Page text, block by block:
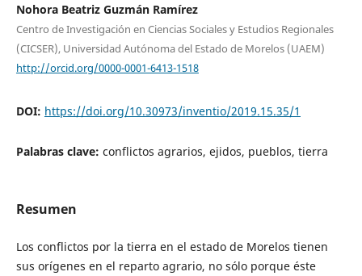
Nohora Beatriz Guzmán Ramírez
Centro de Investigación en Ciencias Sociales y Estudios Regionales
(CICSER), Universidad Autónoma del Estado de Morelos (UAEM)
http://orcid.org/0000-0001-6413-1518
DOI: https://doi.org/10.30973/inventio/2019.15.35/1
Palabras clave: conflictos agrarios, ejidos, pueblos, tierra
Resumen
Los conflictos por la tierra en el estado de Morelos tienen
sus orígenes en el reparto agrario, no sólo porque éste